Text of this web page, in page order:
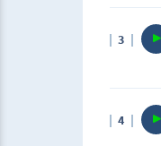
3
4